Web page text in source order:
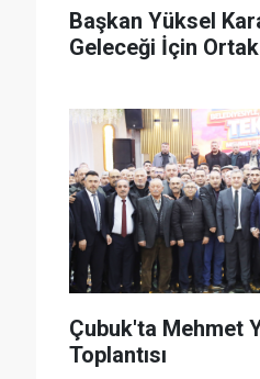
Başkan Yüksel
Geleceği İçin
Çubuk'ta Mehmet
Toplantısı